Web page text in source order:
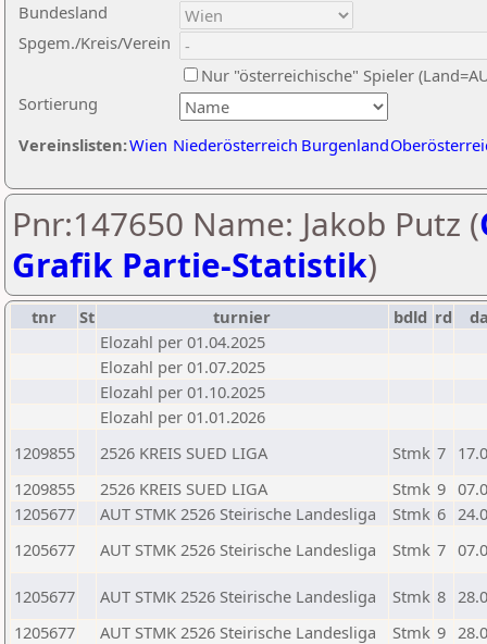
Sortierung
Bundesland
Spgem./Kreis/Verein
Nur "österreichische" Spieler
Vereinslisten:Wien Niederösterreich Burgenland
Pnr:147650 Name: Jakob Putz (
Grafik Partie-Statistik)
tnr St turnier bdld rd
Elozahl per 01.04.2025
Elozahl per 01.07.2025
Elozahl per 01.10.2025
Elozahl per 01.01.2026
1209855
2526 KREIS SUED LIGA Stmk 7
1209855
2526 KREIS SUED LIGA Stmk 9
1205677
AUT STMK 2526 Steirische Landesliga Stmk 6
1205677
AUT STMK 2526 Steirische Landesliga Stmk 7
1205677 AUT STMK 2526 Steirische Landesliga Stmk 8
1205677
AUT STMK 2526 Steirische Landesliga Stmk 9